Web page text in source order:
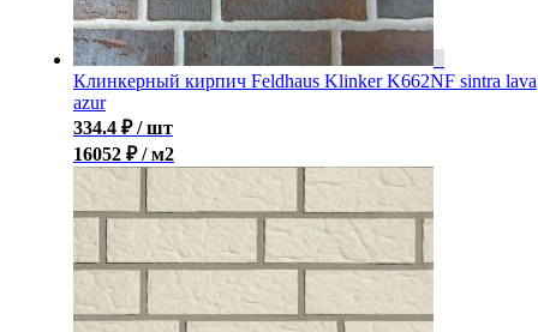
Клинкерный кирпич Feldhaus Klinker K662NF sintra lava
azur
334.4 ₽ / шт
16052 ₽ / м2